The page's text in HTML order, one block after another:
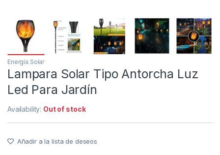
Energía Solar
Lampara Solar Tipo Antorcha Luz
Led Para Jardín
Availability: Out of stock
Añadir a la lista de deseos